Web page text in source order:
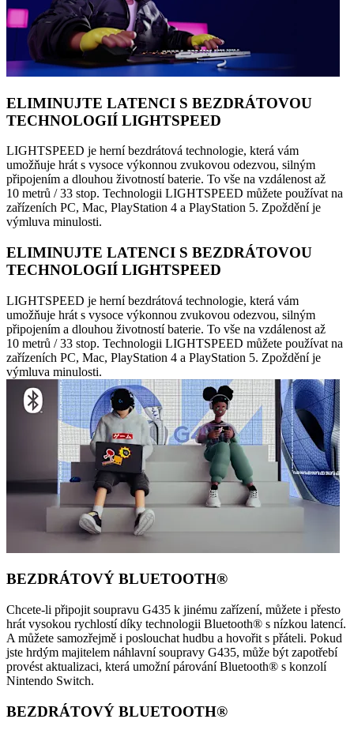
ELIMINUJTE LATENCI S BEZDRÁTOVOU
TECHNOLOGIÍ LIGHTSPEED
LIGHTSPEED je herní bezdrátová technologie, která vám
umožňuje hrát s vysoce výkonnou zvukovou odezvou, silným
připojením a dlouhou životností baterie. To vše na vzdálenost až
10 metrů / 33 stop. Technologii LIGHTSPEED můžete používat na
zařízeních PC, Mac, PlayStation 4 a PlayStation 5. Zpoždění je
výmluva minulosti.
ELIMINUJTE LATENCI S BEZDRÁTOVOU
TECHNOLOGIÍ LIGHTSPEED
LIGHTSPEED je herní bezdrátová technologie, která vám
umožňuje hrát s vysoce výkonnou zvukovou odezvou, silným
připojením a dlouhou životností baterie. To vše na vzdálenost až
10 metrů / 33 stop. Technologii LIGHTSPEED můžete používat na
zařízeních PC, Mac, PlayStation 4 a PlayStation 5. Zpoždění je
výmluva minulosti.
BEZDRÁTOVÝ BLUETOOTH®
Chcete-li připojit soupravu G435 k jinému zařízení, můžete i přesto
hrát vysokou rychlostí díky technologii Bluetooth® s nízkou latencí.
A můžete samozřejmě i poslouchat hudbu a hovořit s přáteli. Pokud
jste hrdým majitelem náhlavní soupravy G435, může být zapotřebí
provést aktualizaci, která umožní párování Bluetooth® s konzolí
Nintendo Switch.
BEZDRÁTOVÝ BLUETOOTH®